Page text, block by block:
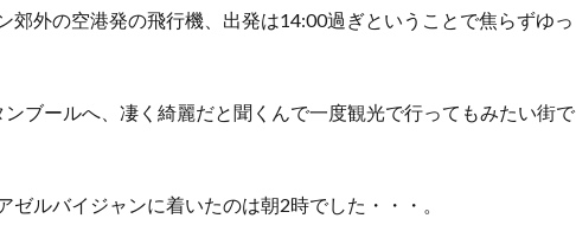
郊外の空港発の飛行機、出発は14:00過ぎということで焦らずゆっ
ブールへ、凄く綺麗だと聞くんで一度観光で行ってもみたい街で
ゼルバイジャンに着いたのは朝2時でした・・・。